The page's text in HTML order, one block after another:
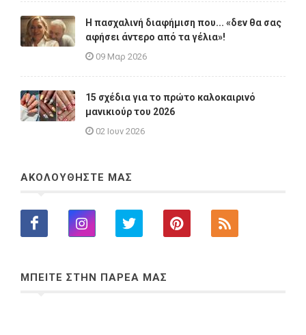
Η πασχαλινή διαφήμιση που... «δεν θα σας
αφήσει άντερο από τα γέλια»!
09 Μαρ 2026
15 σχέδια για το πρώτο καλοκαιρινό
μανικιούρ του 2026
02 Ιουν 2026
ΑΚΟΛΟΥΘΗΣΤΕ ΜΑΣ
ΜΠΕΙΤΕ ΣΤΗΝ ΠΑΡΕΑ ΜΑΣ